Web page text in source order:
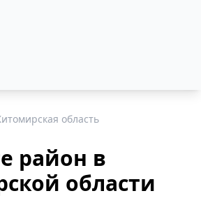
область
район в
области